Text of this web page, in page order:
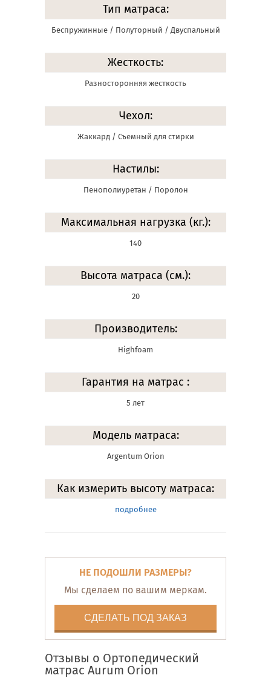
Тип матраса:
Беспружинные / Полуторный / Двуспальный
Жесткость:
Разносторонняя жесткость
Чехол:
Жаккард / Съемный для стирки
Настилы:
Пенополиуретан / Поролон
Максимальная нагрузка (кг.):
140
Высота матраса (см.):
20
Производитель:
Highfoam
Гарантия на матрас :
5 лет
Модель матраса:
Argentum Orion
Как измерить высоту матраса:
подробнее
НЕ ПОДОШЛИ РАЗМЕРЫ?
Мы сделаем по вашим меркам.
СДЕЛАТЬ ПОД ЗАКАЗ
Отзывы о Ортопедический
матрас Aurum Orion